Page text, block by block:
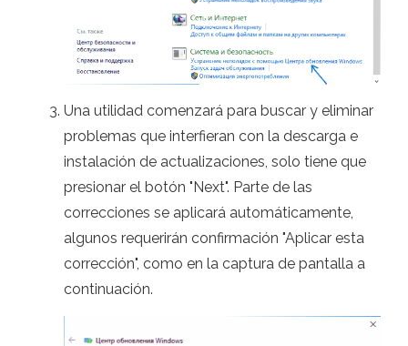
Una utilidad comenzará para buscar y eliminar
problemas que interfieran con la descarga e
instalación de actualizaciones, solo tiene que
presionar el botón "Next". Parte de las
correcciones se aplicará automáticamente,
algunos requerirán confirmación "Aplicar esta
corrección", como en la captura de pantalla a
continuación.